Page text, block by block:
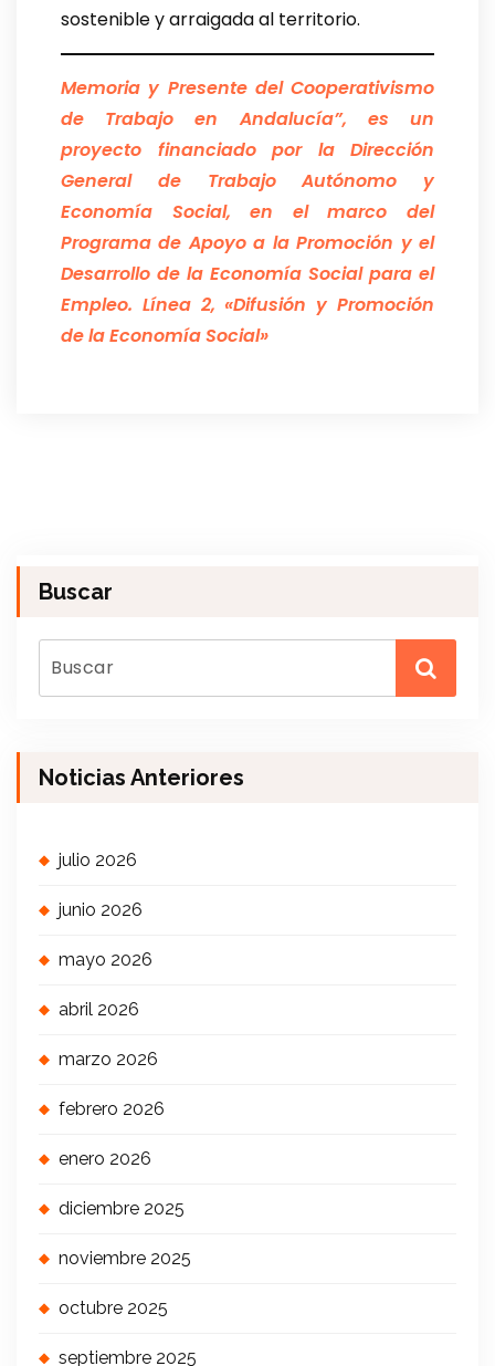
sostenible y arraigada al territorio.
Memoria y Presente del Cooperativismo
de Trabajo en Andalucía”, es un
proyecto financiado por la Dirección
General de Trabajo Autónomo y
Economía Social, en el marco del
Programa de Apoyo a la Promoción y el
Desarrollo de la Economía Social para el
Empleo. Línea 2, «Difusión y Promoción
de la Economía Social»
Buscar
Noticias Anteriores
julio 2026
junio 2026
mayo 2026
abril 2026
marzo 2026
febrero 2026
enero 2026
diciembre 2025
noviembre 2025
octubre 2025
septiembre 2025